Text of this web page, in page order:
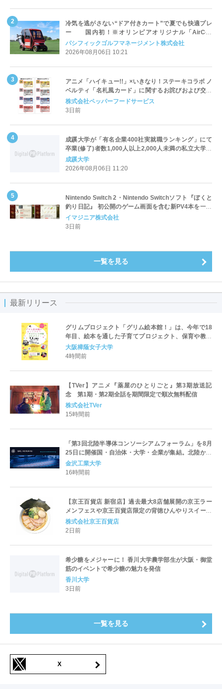
冷気を逃がさない“ドア付きカート”で夏でも快適プレ
ー 国内初！※オリンピアオリジナル「AirCon
Cart（エアコンカート）」導入 | ＰＧＭ
パシフィックゴルフマネージメント株式会社
2026年08月06日 10:21
アニメ「ハイキュー!!」×いきなり！ステーキコラボ ノ
ベルティ「名札風カード」に関するお詫びおよび交換
対応についてのご案内
株式会社ペッパーフードサービス
3日前
成蹊大学が「有名企業400社実就職ランキング」にて
卒業(修了)者数1,000人以上2,000人未満の私立大学で
全国第1位を獲得！～実就職率は26.5%（前年比＋
4.3pt）に伸長、東京の私立大学でも10位にランクイン
成蹊大学
2026年08月06日 11:20
Nintendo Switch 2・Nintendo Switchソフト『ぼくと
釣り日記』 初公開のゲーム画面を含む新PV4本を一挙
公開！
イマジニア株式会社
3日前
一覧を見る
最新リリース
グリムプロジェクト「グリム絵本館！」は、今年で18
年目、絵本を通した子育てプロジェクト、保育や教育
を学ぶ学生が企画･運営「グリム絵本館がやってき
た！」を開催
大阪樟蔭女子大学
4時間前
【TVer】アニメ『薬屋のひとりごと』第3期放送記
念 第1期・第2期全話を期間限定で順次無料配信
株式会社TVer
15時間前
「第3回北陸半導体コンソーシアムフォーラム」を8月
25日に開催国・自治体・大学・企業が集結。北陸から
世界に向けた半導体産業の発展とエコシステム形成を
議論
金沢工業大学
16時間前
【京王百貨店 新宿店】過去最大8店舗展開の京王ラー
メンフェスや京王百貨店限定の背徳ひんやりスイーツ
など、実演グルメが充実 過去最長21日間、計90店舗
出店の 「大北海道展」
株式会社京王百貨店
2日前
希少糖をメジャーに！ 香川大学農学部生が大阪・御堂
筋のイベントで希少糖の魅力を発信
香川大学
3日前
一覧を見る
X